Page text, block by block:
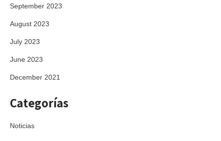
September 2023
August 2023
July 2023
June 2023
December 2021
Categorías
Noticias